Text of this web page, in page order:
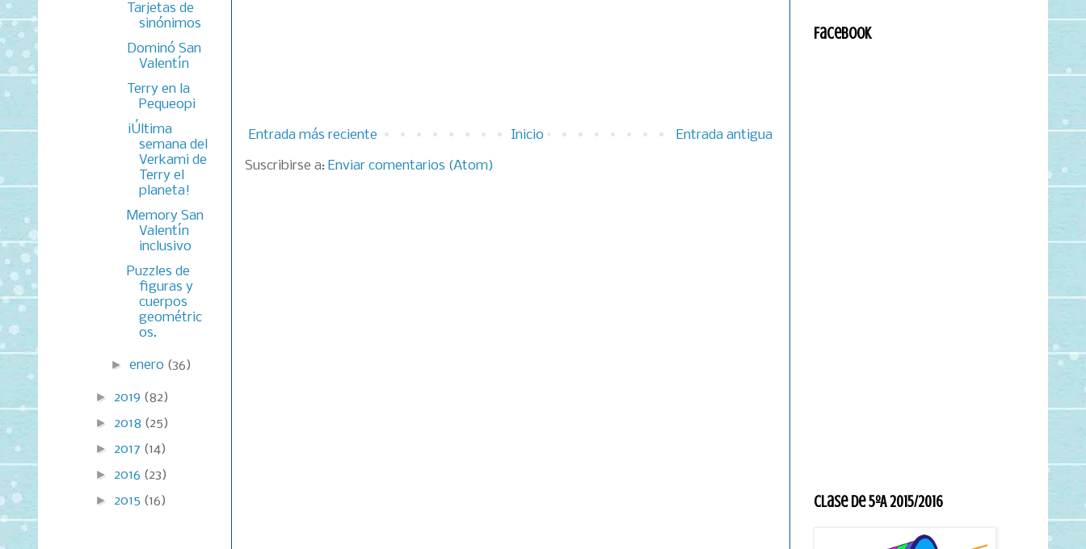
Entrada más reciente Entrada antigua
Inicio
Suscribirse a: Enviar comentarios (Atom)
Tarjetas de
sinónimos
Dominó San
Valentín
Terry en la
Pequeopi
¡Última
semana del
Verkami de
Terry el
planeta!
Memory San
Valentín
inclusivo
Puzzles de
figuras y
cuerpos
geométric
os.
►enero (36)
► 2019 (82)
► 2018 (25)
► 2017 (14)
► 2016 (23)
► 2015 (16)
Facebook
Clase de 5ºA 2015/2016